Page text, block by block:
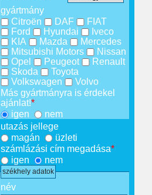
gyártmány
Citroën
DAF
FIAT
Ford
Hyundai
Iveco
KIA
Mazda
Mercedes
Mitsubishi Motors
Nissan
Opel
Peugeot
Renault
Skoda
Toyota
Volkswagen
Volvo
Más gyártmányra is érdekel
ajánlat!*
igen
nem
utazás jellege
magán
üzleti
számlázási cím megadása*
igen
nem
székhely adatok
név